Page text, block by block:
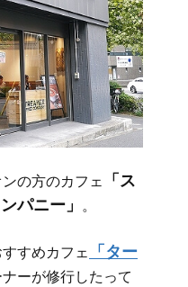
の方のカフェ
「ス
パニー」
。
すめカフェ
「ター
ーが修行したって